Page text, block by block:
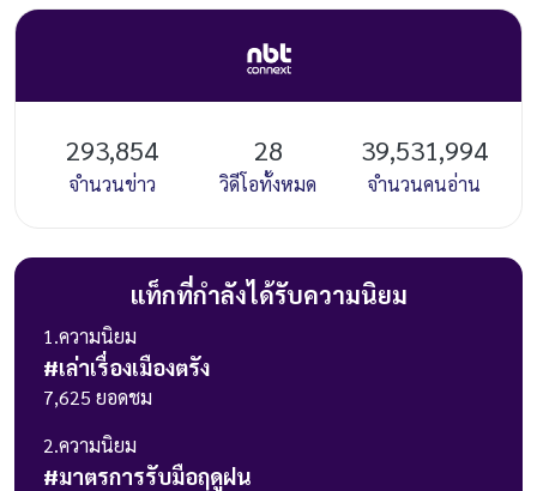
293,854
จำนวนข่าว
28
วิดีโอทั้งหมด
39,531,994
จำนวนคนอ่าน
แท็กที่กำลังได้รับความนิยม
1 .ความนิยม
#เล่าเรื่องเมืองตรัง
7,625 ยอดชม
2.ความนิยม
#มาตรการรับมือฤดูฝน